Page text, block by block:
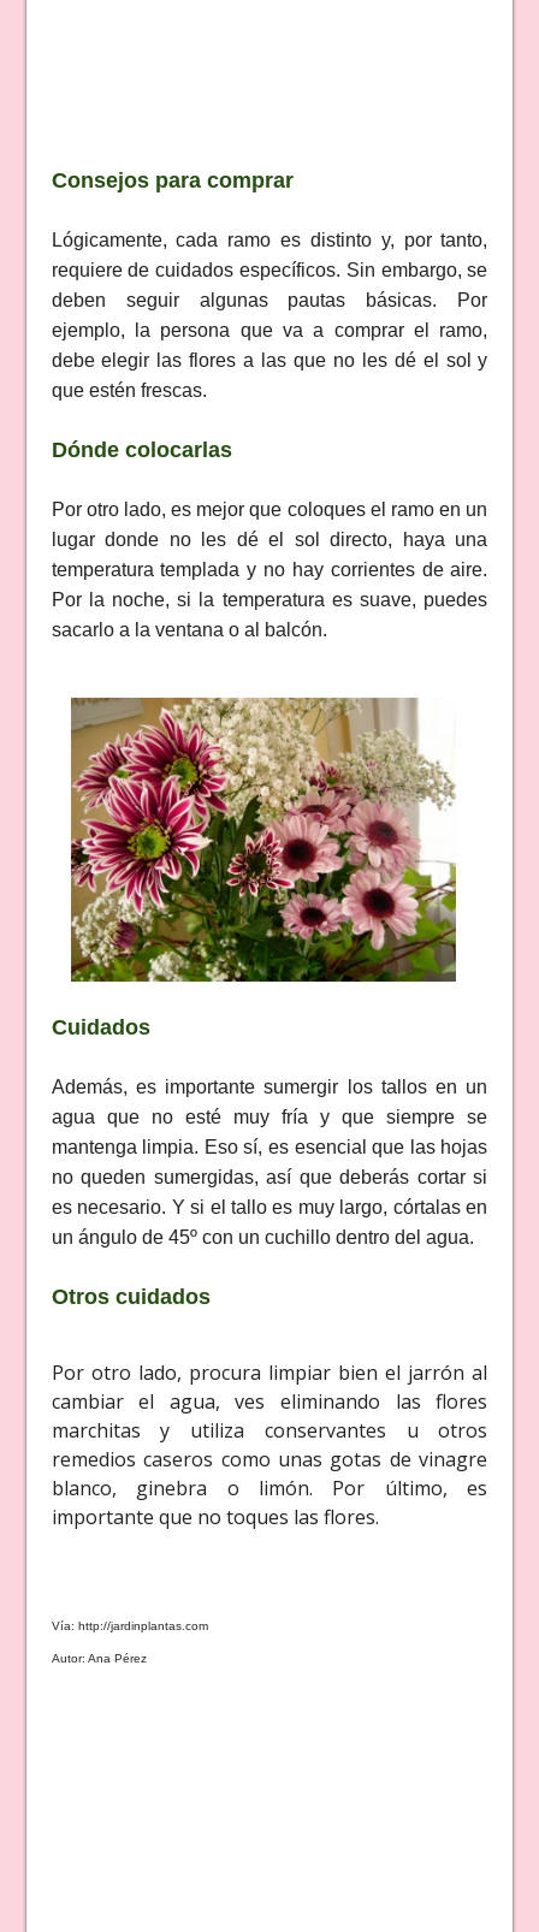
Consejos para comprar
Lógicamente, cada ramo es distinto y, por tanto,
requiere de cuidados específicos. Sin embargo, se
deben seguir algunas pautas básicas. Por
ejemplo, la persona que va a comprar el ramo,
debe elegir las flores a las que no les dé el sol y
que estén frescas.
Dónde colocarlas
Por otro lado, es mejor que coloques el ramo en un
lugar donde no les dé el sol directo, haya una
temperatura templada y no hay corrientes de aire.
Por la noche, si la temperatura es suave, puedes
sacarlo a la ventana o al balcón.
Cuidados
Además, es importante sumergir los tallos en un
agua que no esté muy fría y que siempre se
mantenga limpia. Eso sí, es esencial que las hojas
no queden sumergidas, así que deberás cortar si
es necesario. Y si el tallo es muy largo, córtalas en
un ángulo de 45º con un cuchillo dentro del agua.
Otros cuidados
Por otro lado, procura limpiar bien el jarrón al
cambiar el agua, ves eliminando las flores
marchitas y utiliza conservantes u otros
remedios caseros como unas gotas de vinagre
blanco, ginebra o limón. Por último, es
importante que no toques las flores.
Vía: http://jardinplantas.com
Autor: Ana Pérez